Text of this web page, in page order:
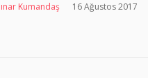
Kumandaş 16 Ağustos 2017